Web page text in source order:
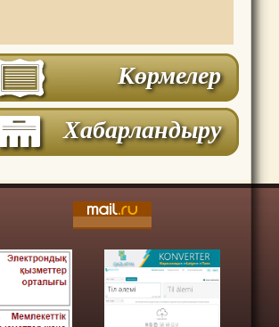
Көрмелер
Хабарландыру